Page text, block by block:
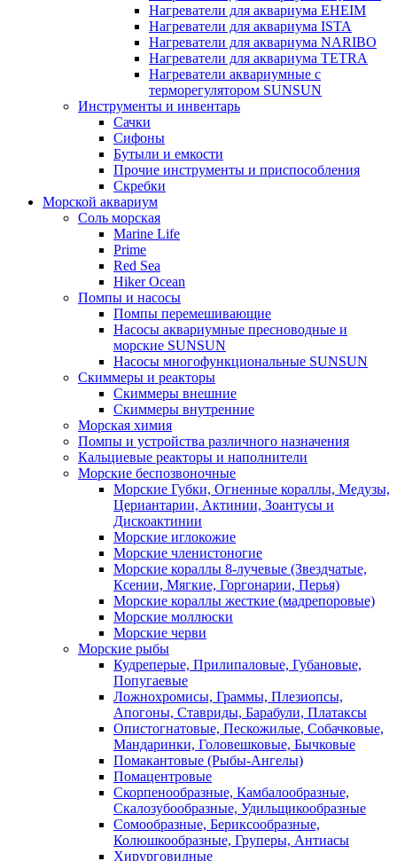
Нагреватели для аквариума EHEIM
Нагреватели для аквариума ISTA
Нагреватели для аквариума NARIBO
Нагреватели для аквариума TETRA
Нагреватели аквариумные с
терморегулятором SUNSUN
Инструменты и инвентарь
Сачки
Сифоны
Бутыли и емкости
Прочие инструменты и приспособления
Скребки
Морской аквариум
Соль морская
Marine Life
Prime
Red Sea
Hiker Ocean
Помпы и насосы
Помпы перемешивающие
Насосы аквариумные пресноводные и
морские SUNSUN
Насосы многофункциональные SUNSUN
Скиммеры и реакторы
Скиммеры внешние
Скиммеры внутренние
Морская химия
Помпы и устройства различного назначения
Кальциевые реакторы и наполнители
Морские беспозвоночные
Морские Губки, Огненные кораллы, Медузы,
Цериантарии, Актинии, Зоантусы и
Дискоактинии
Морские иглокожие
Морские членистоногие
Морские кораллы 8-лучевые (Звездчатые,
Ксении, Мягкие, Горгонарии, Перья)
Морские кораллы жесткие (мадрепоровые)
Морские моллюски
Морские черви
Морские рыбы
Кудреперые, Прилипаловые, Губановые,
Попугаевые
Ложнохромисы, Граммы, Плезиопсы,
Апогоны, Ставриды, Барабули, Платаксы
Опистогнатовые, Пескожилые, Собачковые,
Мандаринки, Головешковые, Бычковые
Помакантовые (Рыбы-Ангелы)
Помацентровые
Скорпенообразные, Камбалообразные,
Скалозубообразные, Удильщикообразные
Сомообразные, Бериксообразные,
Колюшкообразные, Груперы, Антиасы
Хирурговидные